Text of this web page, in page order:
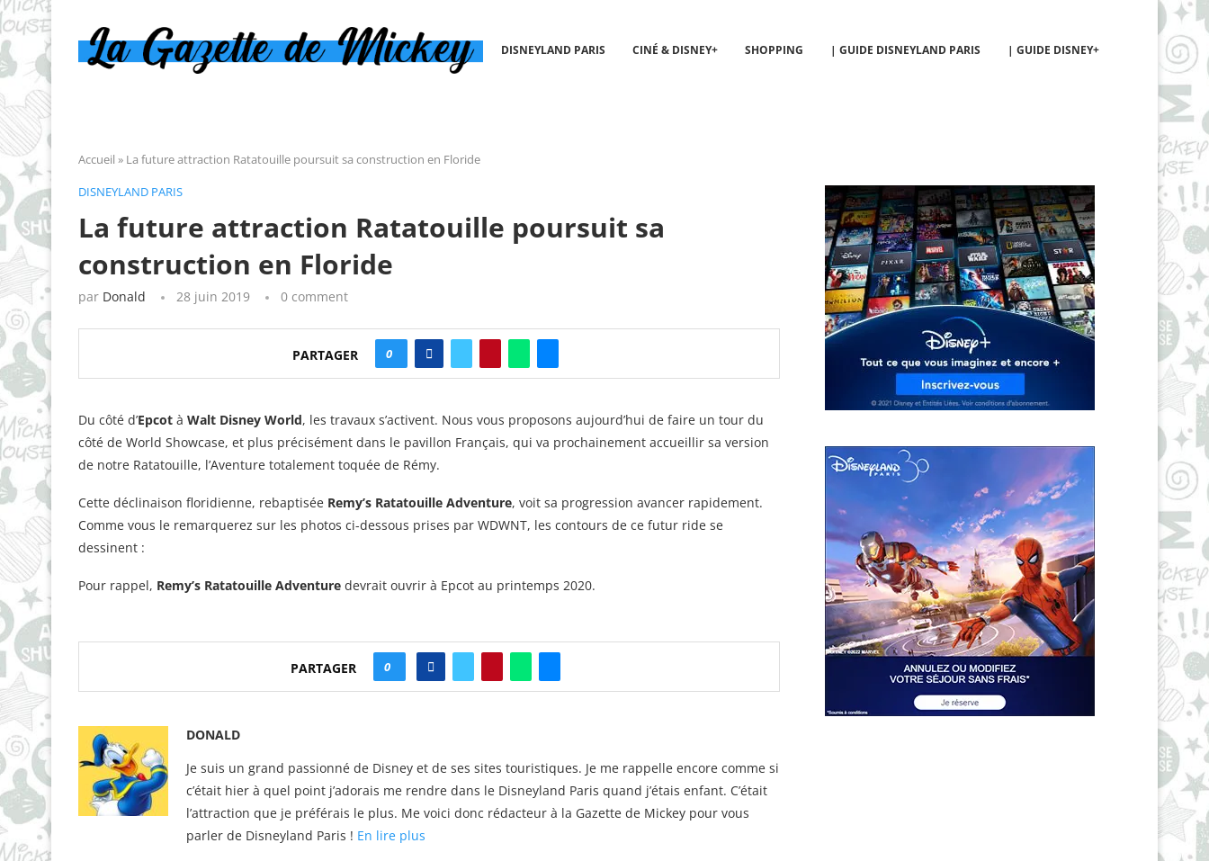
DISNEYLAND PARIS CINÉ & DISNEY+ SHOPPING | GUIDE DISNEYLAND PARIS | GUIDE DISNEY+
Accueil » La future attraction Ratatouille poursuit sa construction en Floride
DISNEYLAND PARIS
La future attraction Ratatouille poursuit sa
construction en Floride
par Donald 28 juin 2019 0 comment
PARTAGER 0
Du côté d’Epcot à Walt Disney World, les travaux s’activent. Nous vous proposons aujourd’hui de faire un tour du
côté de World Showcase, et plus précisément dans le pavillon Français, qui va prochainement accueillir sa version
de notre Ratatouille, l’Aventure totalement toquée de Rémy.
Cette déclinaison floridienne, rebaptisée Remy’s Ratatouille Adventure, voit sa progression avancer rapidement.
Comme vous le remarquerez sur les photos ci-dessous prises par WDWNT, les contours de ce futur ride se
dessinent :
Pour rappel, Remy’s Ratatouille Adventure devrait ouvrir à Epcot au printemps 2020.
PARTAGER 0
DONALD
Je suis un grand passionné de Disney et de ses sites touristiques. Je me rappelle encore comme si
c’était hier à quel point j’adorais me rendre dans le Disneyland Paris quand j’étais enfant. C’était
l’attraction que je préférais le plus. Me voici donc rédacteur à la Gazette de Mickey pour vous
parler de Disneyland Paris ! En lire plus